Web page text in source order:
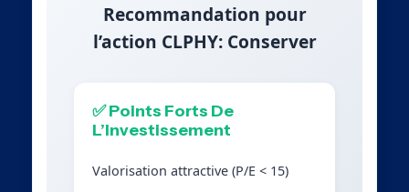
Recommandation pour
l’action CLPHY: Conserver
✅ Points Forts De
L’Investissement
Valorisation attractive (P/E < 15)